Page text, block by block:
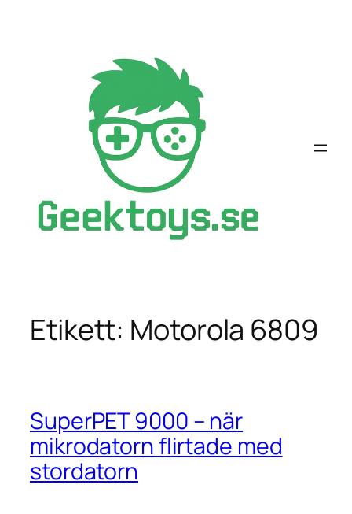
Etikett: Motorola 6809
SuperPET 9000 – när
mikrodatorn flirtade med
stordatorn